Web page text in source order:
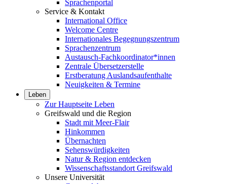
Sprachenportal
Service & Kontakt
International Office
Welcome Centre
Internationales Begegnungszentrum
Sprachenzentrum
Austausch-Fachkoordinator*innen
Zentrale Übersetzerstelle
Erstberatung Auslandsaufenthalte
Neuigkeiten & Termine
Leben
Zur Hauptseite Leben
Greifswald und die Region
Stadt mit Meer-Flair
Hinkommen
Übernachten
Sehenswürdigkeiten
Natur & Region entdecken
Wissenschaftsstandort Greifswald
Unsere Universität